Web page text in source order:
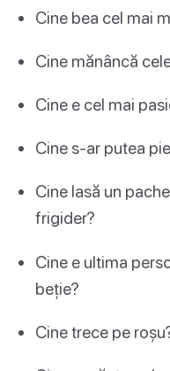
Cine bea cel mai
Cine mănâncă
Cine e cel mai
Cine s-ar putea
Cine lasă un
frigider?
Cine e ultima
beție?
Cine trece pe